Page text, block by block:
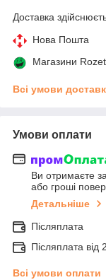
Доставка
Нова Пошта
Магазини
Всі умови
Умови оплати
Ви отримаєте
або гроші
Детальніше
Післяплата
Післяплата від
Всі умови оплати